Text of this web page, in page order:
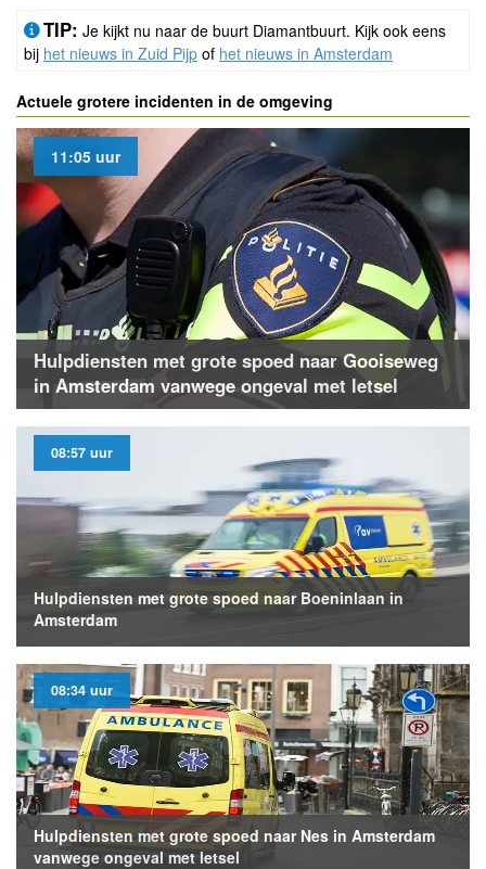
TIP: Je kijkt nu naar de buurt Diamantbuurt. Kijk ook eens
bij het nieuws in Zuid Pijp of het nieuws in Amsterdam
Actuele grotere incidenten in de omgeving
11:05 uur
Hulpdiensten met grote spoed naar Gooiseweg
in Amsterdam vanwege ongeval met letsel
08:57 uur
Hulpdiensten met grote spoed naar Boeninlaan in
Amsterdam
08:34 uur
Hulpdiensten met grote spoed naar Nes in Amsterdam
vanwege ongeval met letsel